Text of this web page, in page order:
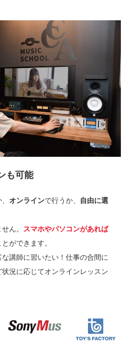
も可能
、オンラインで行うか、 自由に選
ん。 スマホやパソコンがあれば
ができます。
講師に習いたい！仕事の合間に
況に応じてオンラインレッスン